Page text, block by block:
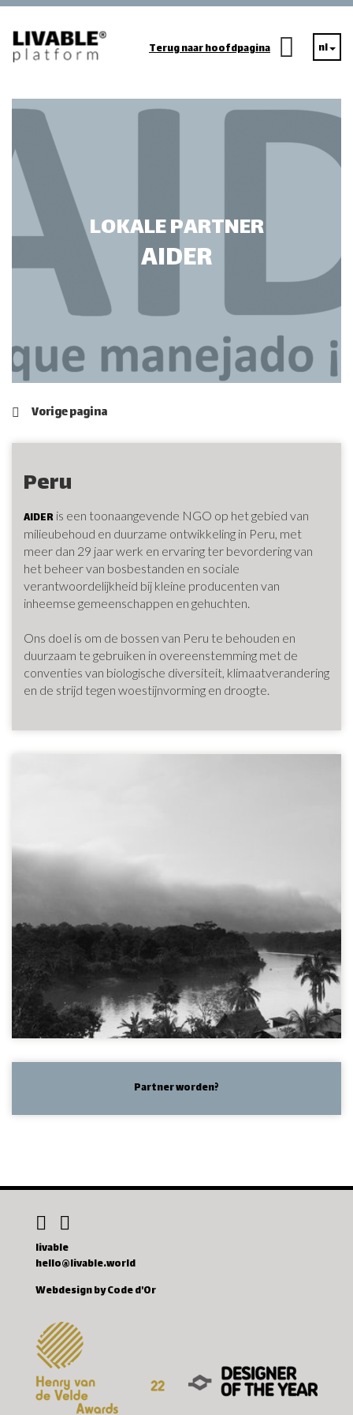
Terug naar hoofdpagina nl
AIDER
LOKALE PARTNER
Vorige pagina
Peru
AIDER is een toonaangevende NGO op het gebied van
milieubehoud en duurzame ontwikkeling in Peru, met
meer dan 29 jaar werk en ervaring ter bevordering van
het beheer van bosbestanden en sociale
verantwoordelijkheid bij kleine producenten van
inheemse gemeenschappen en gehuchten.
Ons doel is om de bossen van Peru te behouden en
duurzaam te gebruiken in overeenstemming met de
conventies van biologische diversiteit, klimaatverandering
en de strijd tegen woestijnvorming en droogte.
Partner worden?
livable
hello@livable.world
Webdesign by Code d'Or